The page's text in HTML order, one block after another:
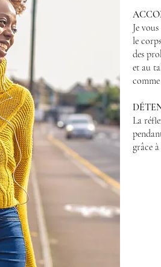
Je
le
des
et au
comme
La
grâce